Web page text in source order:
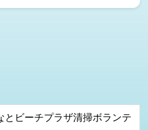
とビーチプラザ清掃ボランテ